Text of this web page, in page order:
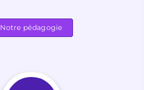
Notre pédagogie